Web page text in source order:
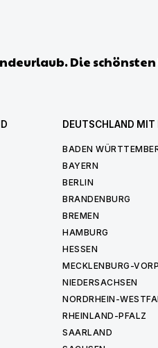
Die
DEUTSCHLAND MIT
BADEN
BAYERN
BERLIN
BRANDENBURG
BREMEN
HAMBURG
HESSEN
MECKLENBURG-
NIEDERSACHSEN
NORDRHEIN-
RHEINLAND-PFALZ
SAARLAND